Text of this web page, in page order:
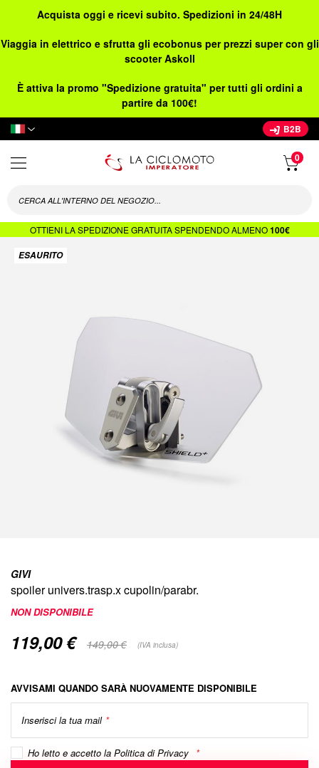
Acquista oggi e ricevi subito. Spedizioni in 24/48H
Viaggia in elettrico e sfrutta gli ecobonus per prezzi super con gli
scooter Askoll
È attiva la promo "Spedizione gratuita" per tutti gli ordini a
partire da 100€!
Lingua
B2B
OTTIENI LA SPEDIZIONE GRATUITA SPENDENDO ALMENO100€
alla
ESAURITO
della
galleria
immagini
GIVI
spoiler univers.trasp.x cupolin/parabr.
NON DISPONIBILE
Special
119,00 € 149,00 € (IVA inclusa)
AVVISAMI QUANDO SARÀ NUOVAMENTE DISPONIBILE
Inserisci la tua mail
Ho letto e accetto laPolitica di Privacy